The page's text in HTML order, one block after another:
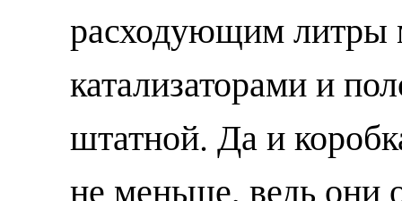
расходующим литры
катализаторами и
штатной. Да и
не меньше, ведь они